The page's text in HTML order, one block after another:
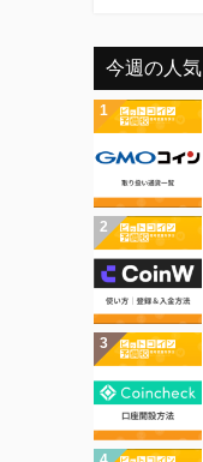
今週の人